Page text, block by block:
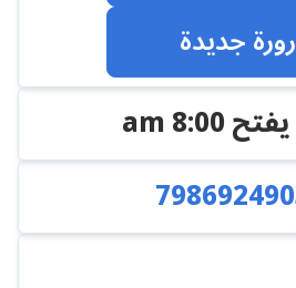
جديدة
8:00 am